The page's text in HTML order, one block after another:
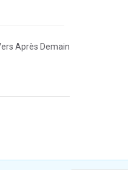
Après Demain